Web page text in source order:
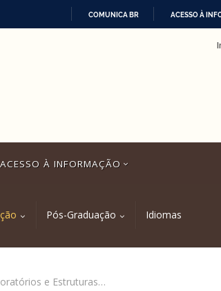
COMUNICA BR ACESSO À
ACESSO À INFORMAÇÃO
Pós-Graduação Idiomas
Laboratórios e Estruturas de Apoio